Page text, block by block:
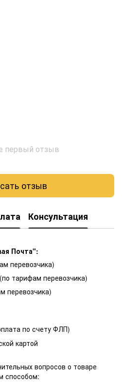
первый отзыв
отзыв
Консультация
Почта":
перевозчика)
тарифам перевозчика)
перевозчика)
по счету ФЛП)
картой
вопросов о товаре
способом: